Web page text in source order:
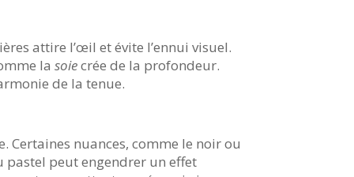
attire l’œil et évite l’ennui visuel.
lasoiecrée de la profondeur.
de la tenue.
nuances, comme le noir ou
pastel peut engendrer un effet